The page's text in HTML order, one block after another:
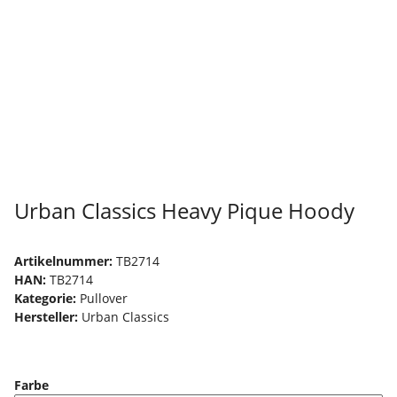
Urban Classics Heavy Pique Hoody
Artikelnummer: TB2714
HAN: TB2714
Kategorie: Pullover
Hersteller: Urban Classics
Farbe